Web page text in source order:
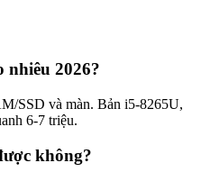
nhiêu 2026?
SSD và màn. Bản i5-8265U,
6-7 triệu.
không?